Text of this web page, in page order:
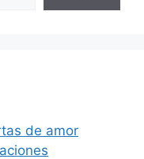
de amor